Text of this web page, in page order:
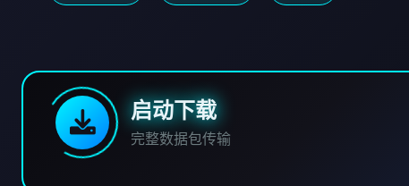
启动下载
完整数据包传输